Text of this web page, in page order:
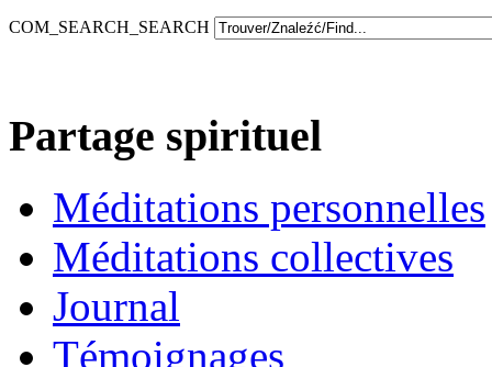
COM_SEARCH_SEARCH
Partage spirituel
Méditations personnelles
Méditations collectives
Journal
Témoignages